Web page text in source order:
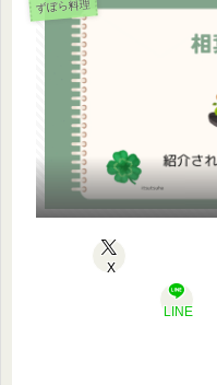
ずぼら料理
X
LINE